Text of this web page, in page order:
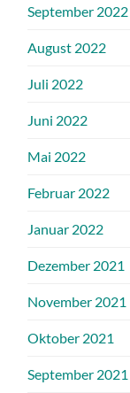
September 2022
August 2022
Juli 2022
Juni 2022
Mai 2022
Februar 2022
Januar 2022
Dezember 2021
November 2021
Oktober 2021
September 2021